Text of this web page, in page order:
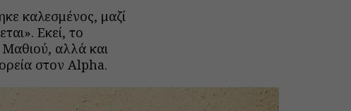
καλεσμένος, μαζί
Εκεί, το
αλλά και
στον Alpha.